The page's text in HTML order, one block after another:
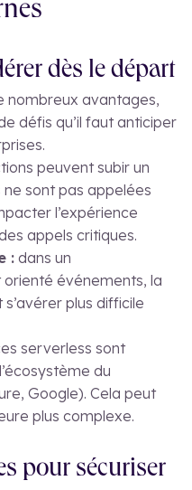
dès le départ
nombreux avantages,
défis qu’il faut anticiper
peuvent subir un
sont pas appelées
l’expérience
appels critiques.
: dans un
événements, la
plus difficile
serverless sont
du
Google). Cela peut
plus complexe.
pour sécuriser